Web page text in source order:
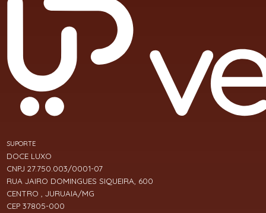
SUPORTE
DOCE LUXO
CNPJ 27.750.003/0001-07
RUA JAIRO DOMINGUES SIQUEIRA, 600
CENTRO , JURUAIA/MG
CEP 37805-000